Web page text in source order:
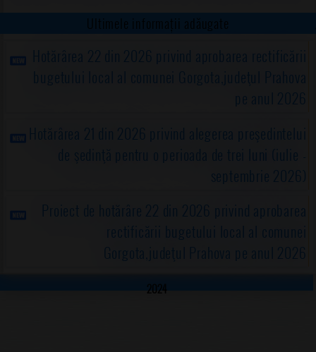
Ultimele informații adăugate
Hotărârea 22 din 2026 privind aprobarea rectificării
bugetului local al comunei Gorgota,judeţul Prahova
pe anul 2026
Hotărârea 21 din 2026 privind alegerea preşedintelui
de şedinţă pentru o perioada de trei luni (iulie -
septembrie 2026)
Proiect de hotărâre 22 din 2026 privind aprobarea
rectificării bugetului local al comunei
Gorgota,judeţul Prahova pe anul 2026
2024